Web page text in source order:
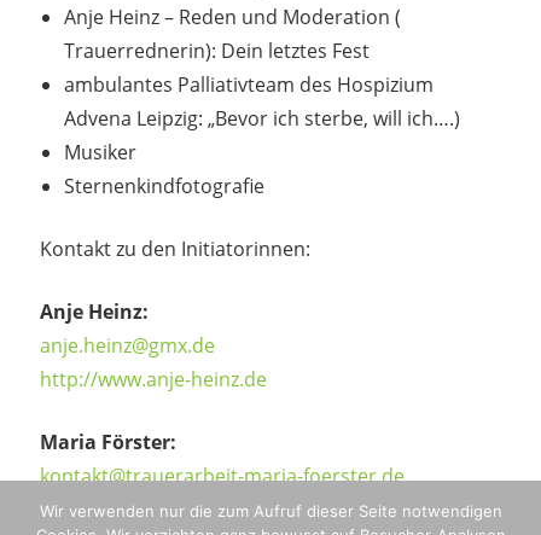
Anje Heinz – Reden und Moderation (
Trauerrednerin): Dein letztes Fest
ambulantes Palliativteam des Hospizium
Advena Leipzig: „Bevor ich sterbe, will ich….)
Musiker
Sternenkindfotografie
Kontakt zu den Initiatorinnen:
Anje Heinz:
anje.heinz@gmx.de
http://www.anje-heinz.de
Maria Förster:
kontakt@trauerarbeit-maria-foerster.de
http://www.trauerarbeit-maria-foerster.de/
Wir verwenden nur die zum Aufruf dieser Seite notwendigen